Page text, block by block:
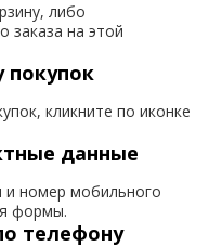
либо
заказа на этой
покупок
кликните по иконке
данные
и номер мобильного
формы.
телефону